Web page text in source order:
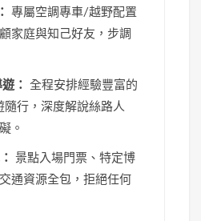
專屬空調專車/越野配置
家庭與知己好友，步調
： 全程安排經驗豐富的
行，深度解說絲路人
。
景點入場門票、特定博
通資源全包，拒絕任何